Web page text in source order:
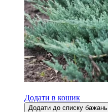
Додати в кошик
Додати до списку бажань